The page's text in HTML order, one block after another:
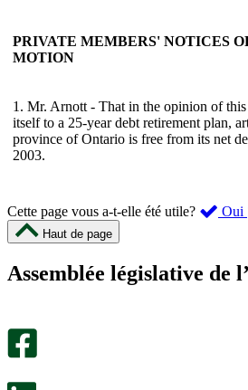
PRIVATE MEMBERS' NOTICES
MOTION
1. Mr. Arnott - That in the opinion of
itself to a 25-year debt retirement plan,
province of Ontario is free from its net
2003.
Cette page vous a-t-elle été utile? Oui
Haut de page
Assemblée législative de